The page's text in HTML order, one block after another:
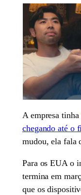
A empresa tinha
chegando até o
mudou, ela fala
Para os EUA o
termina em
que os